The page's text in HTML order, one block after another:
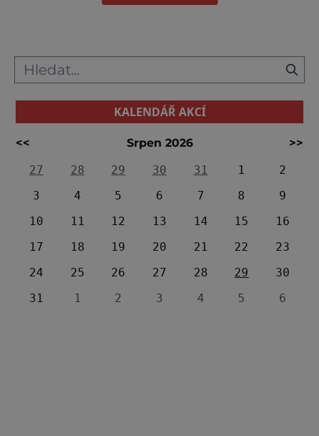
KALENDÁŘ AKCÍ
<< Srpen 2026
>>
27
28 29 30 31 1
2
3
4 5 6 7 8
9
10
11 12 13 14 15
16
17
18 19 20 21 22
23
24
25 26 27 28 29
30
31
1 2 3 4 5 6